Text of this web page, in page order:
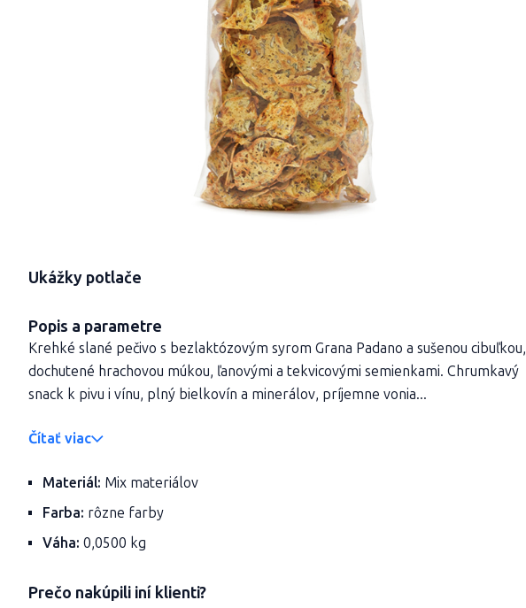
Ukážky potlače
Popis a parametre
Krehké slané pečivo s bezlaktózovým syrom Grana Padano a sušenou cibuľkou,
dochutené hrachovou múkou, ľanovými a tekvicovými semienkami. Chrumkavý
snack k pivu i vínu, plný bielkovín a minerálov, príjemne vonia...
Čítať viac
Materiál: Mix materiálov
Farba: rôzne farby
Váha: 0,0500 kg
Prečo nakúpili iní klienti?